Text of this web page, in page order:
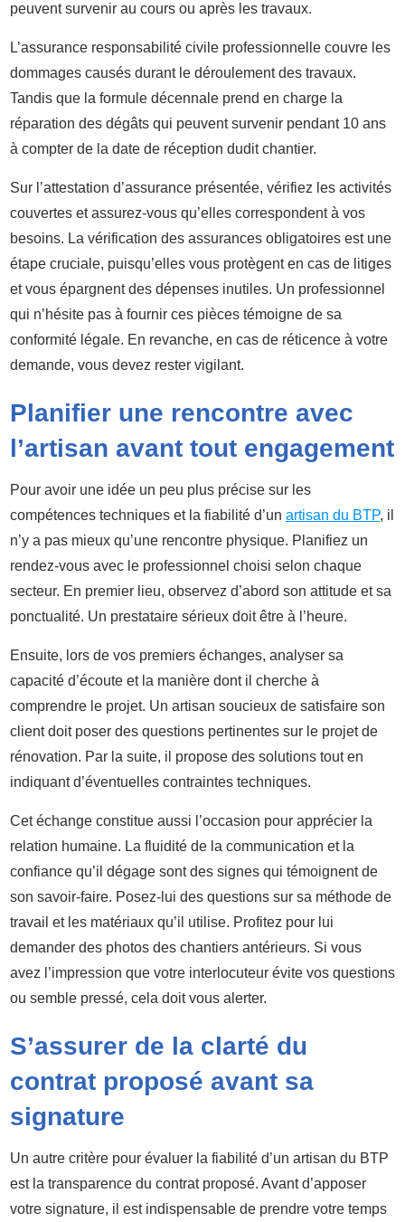
peuvent survenir au cours ou après les travaux.
L’assurance responsabilité civile professionnelle couvre les
dommages causés durant le déroulement des travaux.
Tandis que la formule décennale prend en charge la
réparation des dégâts qui peuvent survenir pendant 10 ans
à compter de la date de réception dudit chantier.
Sur l’attestation d’assurance présentée, vérifiez les activités
couvertes et assurez-vous qu’elles correspondent à vos
besoins. La vérification des assurances obligatoires est une
étape cruciale, puisqu’elles vous protègent en cas de litiges
et vous épargnent des dépenses inutiles. Un professionnel
qui n’hésite pas à fournir ces pièces témoigne de sa
conformité légale. En revanche, en cas de réticence à votre
demande, vous devez rester vigilant.
Planifier une rencontre avec
l’artisan avant tout engagement
Pour avoir une idée un peu plus précise sur les
compétences techniques et la fiabilité d’un artisan du BTP, il
n’y a pas mieux qu’une rencontre physique. Planifiez un
rendez-vous avec le professionnel choisi selon chaque
secteur. En premier lieu, observez d’abord son attitude et sa
ponctualité. Un prestataire sérieux doit être à l’heure.
Ensuite, lors de vos premiers échanges, analyser sa
capacité d’écoute et la manière dont il cherche à
comprendre le projet. Un artisan soucieux de satisfaire son
client doit poser des questions pertinentes sur le projet de
rénovation. Par la suite, il propose des solutions tout en
indiquant d’éventuelles contraintes techniques.
Cet échange constitue aussi l’occasion pour apprécier la
relation humaine. La fluidité de la communication et la
confiance qu’il dégage sont des signes qui témoignent de
son savoir-faire. Posez-lui des questions sur sa méthode de
travail et les matériaux qu’il utilise. Profitez pour lui
demander des photos des chantiers antérieurs. Si vous
avez l’impression que votre interlocuteur évite vos questions
ou semble pressé, cela doit vous alerter.
S’assurer de la clarté du
contrat proposé avant sa
signature
Un autre critère pour évaluer la fiabilité d’un artisan du BTP
est la transparence du contrat proposé. Avant d’apposer
votre signature, il est indispensable de prendre votre temps